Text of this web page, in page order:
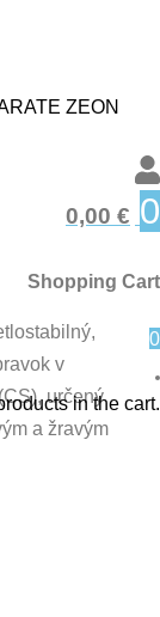
0,00 € 0
Shopping Cart
0
in the cart.
ZEON
v
určený
a žravým